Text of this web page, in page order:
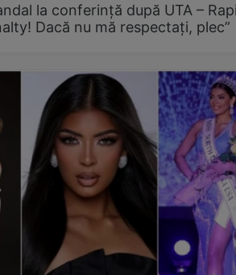
la conferință după UTA –
Dacă nu mă respectați, plec”